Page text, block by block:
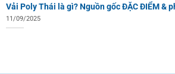
Vải Poly Thái là gì? Nguồn gốc ĐẶC ĐIỂM &
11/09/2025